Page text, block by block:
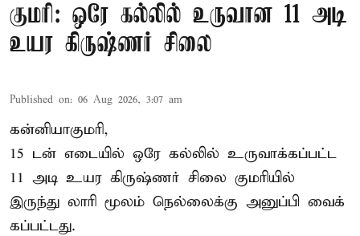
குமரி: ஒரே கல்லில் உருவான 11 அடி
உயர கிருஷ்ணர் சிலை
Published on: 06 Aug 2026, 3:07 am
கன்னியாகுமரி,
15 டன் எடையில் ஒரே கல்லில் உருவாக்கப்பட்ட
11 அடி உயர கிருஷ்ணர் சிலை குமரியில்
இருந்து லாரி மூலம் நெல்லைக்கு அனுப்பி வைக்
கப்பட்டது.